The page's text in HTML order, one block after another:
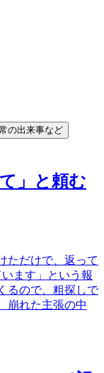
の出来事など
」と頼む
ただけで、返って
ます」という報
るので、粗探しで
崩れた主張の中